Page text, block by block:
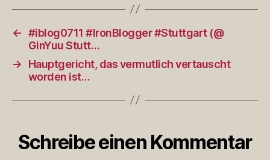
← #iblog0711 #IronBlogger #Stuttgart (@
GinYuu Stutt…
→
Hauptgericht, das vermutlich vertauscht
worden ist…
Schreibe einen Kommentar